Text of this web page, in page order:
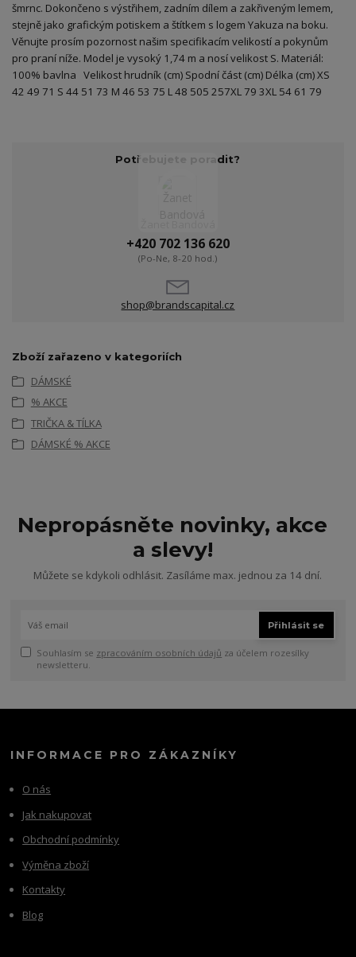
šmrnc. Dokončeno s výstřihem, zadním dílem a zakřiveným lemem,
stejně jako grafickým potiskem a štítkem s logem Yakuza na boku.
Věnujte prosím pozornost našim specifikacím velikostí a pokynům
pro praní níže. Model je vysoký 1,74 m a nosí velikost S. Materiál:
100% bavlna Velikost hrudník (cm) Spodní část (cm) Délka (cm) XS
42 49 71 S 44 51 73 M 46 53 75 L 48 505 257XL 79 3XL 54 61 79
Potřebujete poradit?
+420 702 136 620
(Po-Ne, 8-20 hod.)
shop@brandscapital.cz
Zboží zařazeno v kategoriích
DÁMSKÉ
% AKCE
TRIČKA & TÍLKA
DÁMSKÉ % AKCE
Nepropásněte novinky, akce
a slevy!
Můžete se kdykoli odhlásit. Zasíláme max. jednou za 14 dní.
Přihlásit se
Souhlasím se zpracováním osobních údajů za účelem rozesílky
newsletteru.
INFORMACE PRO ZÁKAZNÍKY
O nás
Jak nakupovat
Obchodní podmínky
Výměna zboží
Kontakty
Blog